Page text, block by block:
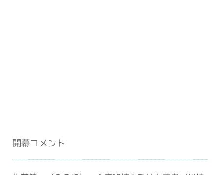
開幕コメント